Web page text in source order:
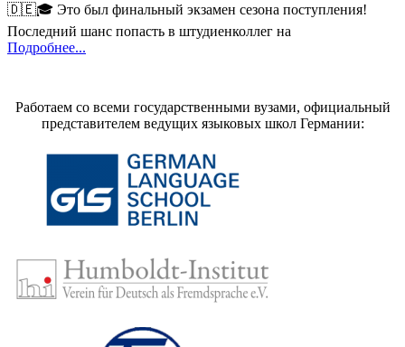
🇩🇪🎓 Это был финальный экзамен сезона поступления!
Последний шанс попасть в штудиенколлег на
Подробнее...
Работаем со всеми государственными вузами, официальный
представителем ведущих языковых школ Германии: